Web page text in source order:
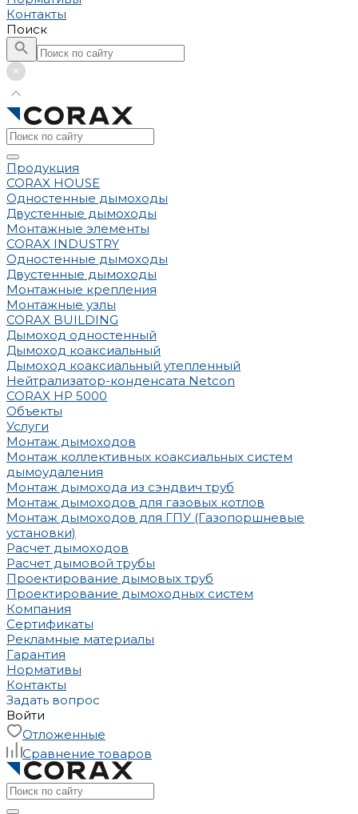
Контакты
Поиск
Продукция
CORAX HOUSE
Одностенные дымоходы
Двустенные дымоходы
Монтажные элементы
CORAX INDUSTRY
Одностенные дымоходы
Двустенные дымоходы
Монтажные крепления
Монтажные узлы
CORAX BUILDING
Дымоход одностенный
Дымоход коаксиальный
Дымоход коаксиальный утепленный
Нейтрализатор-конденсата Netcon
CORAX HP 5000
Объекты
Услуги
Монтаж дымоходов
Монтаж коллективных коаксиальных систем
дымоудаления
Монтаж дымохода из сэндвич труб
Монтаж дымоходов для газовых котлов
Монтаж дымоходов для ГПУ (Газопоршневые
установки)
Расчет дымоходов
Расчет дымовой трубы
Проектирование дымовых труб
Проектирование дымоходных систем
Компания
Сертификаты
Рекламные материалы
Гарантия
Нормативы
Контакты
Задать вопрос
Войти
Отложенные
Сравнение товаров